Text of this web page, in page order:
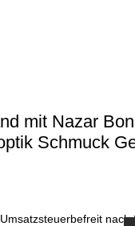
mit Nazar
Schmuck
nach